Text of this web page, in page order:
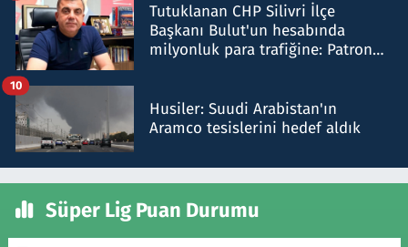
Tutuklanan CHP Silivri İlçe
Başkanı Bulut'un hesabında
milyonluk para trafiğine: Patron
Husiler: Suudi Arabistan'ın
Aramco tesislerini hedef aldık
10
Süper Lig Puan Durumu